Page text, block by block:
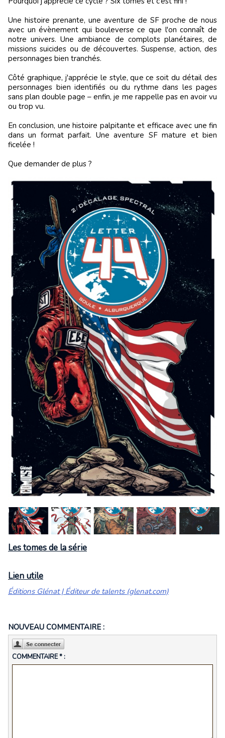
Une histoire prenante, une aventure de SF proche de nous
avec un évènement qui bouleverse ce que l'on connaît de
notre univers. Une ambiance de complots planétaires, de
missions suicides ou de découvertes. Suspense, action, des
personnages bien tranchés.
Côté graphique, j'apprécie le style, que ce soit du détail des
personnages bien identifiés ou du rythme dans les pages
sans plan double page – enfin, je me rappelle pas en avoir vu
ou trop vu.
En conclusion, une histoire palpitante et efficace avec une fin
dans un format parfait. Une aventure SF mature et bien
ficelée !
Que demander de plus ?
Les tomes de la série
Lien utile
Éditions Glénat | Éditeur de talents (glenat.com)
NOUVEAU COMMENTAIRE :
COMMENTAIRE * :